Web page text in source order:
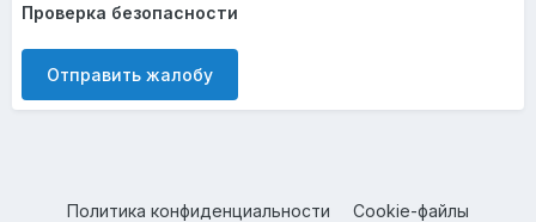
Проверка безопасности
Отправить жалобу
Политика конфиденциальности Cookie-файлы